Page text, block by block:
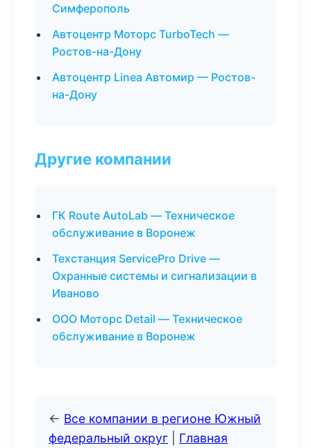
Симферополь
Автоцентр Моторс TurboTech —
Ростов-на-Дону
Автоцентр Linea Автомир — Ростов-
на-Дону
Другие компании
ГК Route AutoLab — Техническое
обслуживание в Воронеж
Техстанция ServicePro Drive —
Охранные системы и сигнализации в
Иваново
ООО Моторс Detail — Техническое
обслуживание в Воронеж
← Все компании в регионе Южный
федеральный округ
Главная